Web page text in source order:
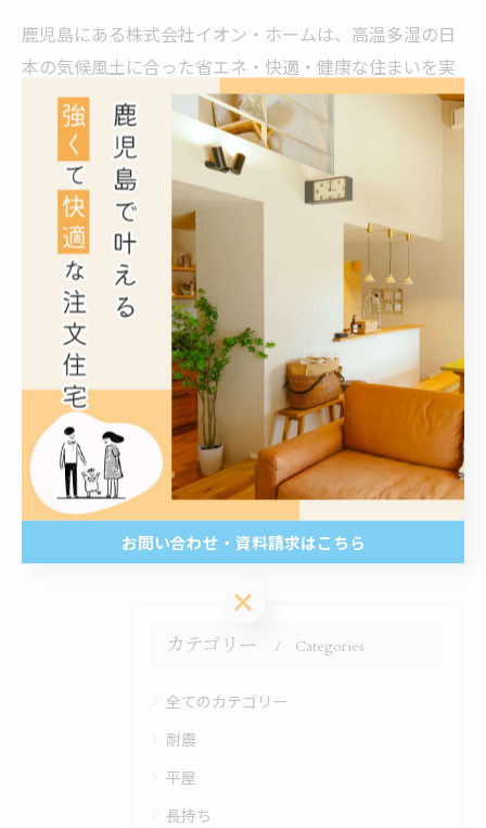
鹿児島にある株式会社イオン・ホームは、高温多湿の日
本の気候風土に合った省エネ・快適・健康な住まいを実
現するWB工法のお家や、台風や高耐震に強く気密性・
断熱性に優れた2×4工法のお家など、お客様の理想の住
まいを実現する注文住宅のご提案を行っております。 鹿
児島県鹿児島市で注文住宅を依頼できる建築会社や建築
設計事務所などをお探しの際は、株式会社イオン・ホー
ムへぜひご連絡下さい。
< 前のページ 一覧に戻る 次のページ >
関連タグ
#WB工法
カテゴリー Categories
全てのカテゴリー
耐震
平屋
長持ち
お問い合わせ・資料請求はこちら
お問い合わせ・資料請求はこちら